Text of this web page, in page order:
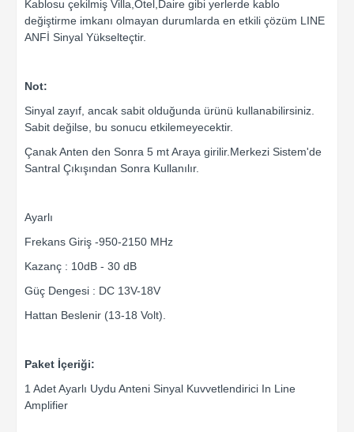
Kablosu çekilmiş Villa,Otel,Daire gibi yerlerde kablo
değiştirme imkanı olmayan durumlarda en etkili çözüm LINE
ANFİ Sinyal Yükselteçtir.
Not:
Sinyal zayıf, ancak sabit olduğunda ürünü kullanabilirsiniz.
Sabit değilse, bu sonucu etkilemeyecektir.
Çanak Anten den Sonra 5 mt Araya girilir.Merkezi Sistem'de
Santral Çıkışından Sonra Kullanılır.
Ayarlı
Frekans Giriş -950-2150 MHz
Kazanç : 10dB - 30 dB
Güç Dengesi : DC 13V-18V
Hattan Beslenir (13-18 Volt).
Paket İçeriği:
1 Adet Ayarlı Uydu Anteni Sinyal Kuvvetlendirici In Line
Amplifier